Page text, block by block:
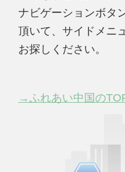
ナビゲーションボタ
頂いて、サイドメニ
お探しください。
→ふれあい中国の